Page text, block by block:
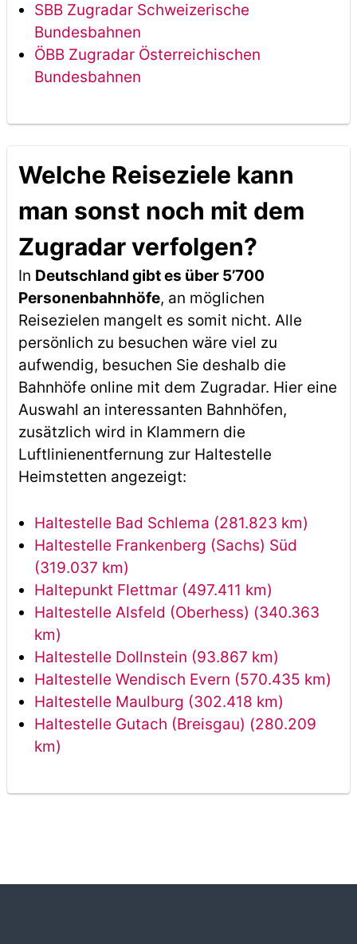
SBB Zugradar Schweizerische
Bundesbahnen
ÖBB Zugradar Österreichischen
Bundesbahnen
Welche Reiseziele kann
man sonst noch mit dem
Zugradar verfolgen?
In Deutschland gibt es über 5’700
Personenbahnhöfe, an möglichen
Reisezielen mangelt es somit nicht. Alle
persönlich zu besuchen wäre viel zu
aufwendig, besuchen Sie deshalb die
Bahnhöfe online mit dem Zugradar. Hier eine
Auswahl an interessanten Bahnhöfen,
zusätzlich wird in Klammern die
Luftlinienentfernung zur Haltestelle
Heimstetten angezeigt:
Haltestelle Bad Schlema (281.823 km)
Haltestelle Frankenberg (Sachs) Süd
(319.037 km)
Haltepunkt Flettmar (497.411 km)
Haltestelle Alsfeld (Oberhess) (340.363
km)
Haltestelle Dollnstein (93.867 km)
Haltestelle Wendisch Evern (570.435 km)
Haltestelle Maulburg (302.418 km)
Haltestelle Gutach (Breisgau) (280.209
km)